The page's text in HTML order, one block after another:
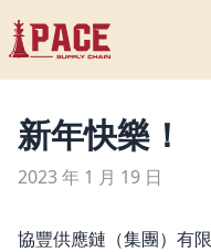
新年快樂！
2023 年 1 月 19 日
協豐供應鏈（集團）有